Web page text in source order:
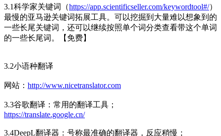
3.1科学家关键词（https://app.scientificseller.com/keywordtool#/）
最慢的亚马逊关键词拓展工具。可以挖掘到大量难以想象到的
一些长尾关键词，还可以继续按照单个词分类查看带这个单词
的一些长尾词。【免费】
3.2小语种翻译
网站： http://www.nicetranslator.com
3.3谷歌翻译：常用的翻译工具；
https://translate.google.cn/
3.4DeepL翻译器：号称最准确的翻译器，反应稍慢；